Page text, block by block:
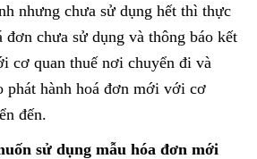
nhưng chưa sử dụng hết thì thực
đơn chưa sử dụng và thông báo kết
cơ quan thuế nơi chuyển đi và
phát hành hoá đơn mới với cơ
đến.
sử dụng mẫu hóa đơn mới